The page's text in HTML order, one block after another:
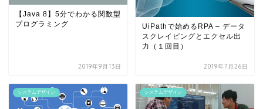
【Java 8】5分でわかる関数型
プログラミング
2019年9月13日
UiPathで始めるRPA – データ
スクレイピングとエクセル出
力（１回目）
2019年7月26日
システムデザイン システムデザイン